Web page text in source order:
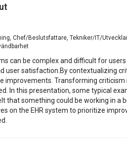
Chef/Beslutsfattare, Tekniker/IT/
can be complex and difficult for
user satisfaction.By contextualizing
Transforming
this presentation, some typical
something could be working in a
on the EHR system to prioritize